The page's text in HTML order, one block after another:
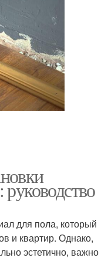
для пола, который
и квартир. Однако,
эстетично, важно